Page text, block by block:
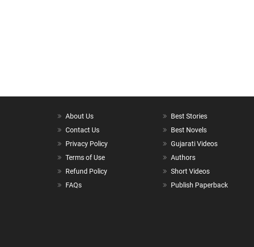
About Us
Contact Us
Privacy Policy
Terms of Use
Refund Policy
FAQs
Best Stories
Best Novels
Gujarati Videos
Authors
Short Videos
Publish Paperback